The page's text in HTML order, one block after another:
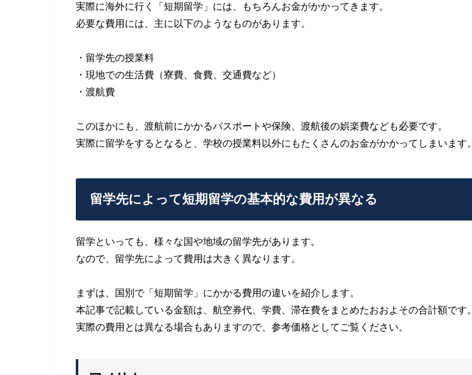
実際に海外に行く「短期留学」には、もちろんお金がかかってきます。
必要な費用には、主に以下のようなものがあります。
・留学先の授業料
・現地での生活費（寮費、食費、交通費など）
・渡航費
このほかにも、渡航前にかかるパスポートや保険、渡航後の娯楽費なども必要です。
実際に留学をするとなると、学校の授業料以外にもたくさんのお金がかかってしまいます。
留学先によって短期留学の基本的な費用が異なる
留学といっても、様々な国や地域の留学先があります。
なので、留学先によって費用は大きく異なります。
まずは、国別で「短期留学」にかかる費用の違いを紹介します。
本記事で記載している金額は、航空券代、学費、滞在費をまとめたおおよその合計額です。
実際の費用とは異なる場合もありますので、参考価格としてご覧ください。